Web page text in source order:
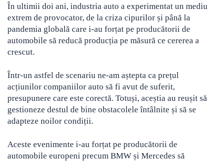
În ultimii doi ani, industria auto a experimentat un mediu
extrem de provocator, de la criza cipurilor și până la
pandemia globală care i-au forțat pe producătorii de
automobile să reducă producția pe măsură ce cererea a
crescut.
Într-un astfel de scenariu ne-am aștepta ca prețul
acțiunilor companiilor auto să fi avut de suferit,
presupunere care este corectă. Totuși, aceștia au reușit să
gestioneze destul de bine obstacolele întâlnite și să se
adapteze noilor condiții.
Aceste evenimente i-au forțat pe producătorii de
automobile europeni precum BMW și Mercedes să